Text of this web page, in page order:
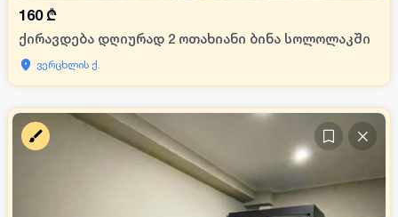
160 ₾
ქირავდება დღიურად 2 ოთახიანი ბინა სოლოლაკში
ვერცხლის ქ.